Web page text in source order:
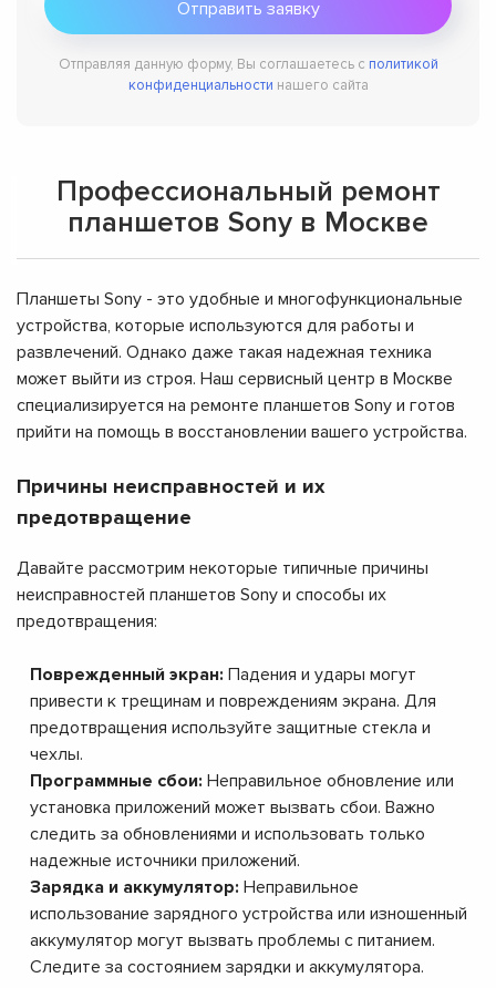
Отправляя данную форму, Вы соглашаетесь с политикой
конфиденциальности нашего сайта
Профессиональный ремонт
планшетов Sony в Москве
Планшеты Sony - это удобные и многофункциональные
устройства, которые используются для работы и
развлечений. Однако даже такая надежная техника
может выйти из строя. Наш сервисный центр в Москве
специализируется на ремонте планшетов Sony и готов
прийти на помощь в восстановлении вашего устройства.
Причины неисправностей и их
предотвращение
Давайте рассмотрим некоторые типичные причины
неисправностей планшетов Sony и способы их
предотвращения:
Поврежденный экран: Падения и удары могут
привести к трещинам и повреждениям экрана. Для
предотвращения используйте защитные стекла и
чехлы.
Программные сбои: Неправильное обновление или
установка приложений может вызвать сбои. Важно
следить за обновлениями и использовать только
надежные источники приложений.
Зарядка и аккумулятор: Неправильное
использование зарядного устройства или изношенный
аккумулятор могут вызвать проблемы с питанием.
Следите за состоянием зарядки и аккумулятора.